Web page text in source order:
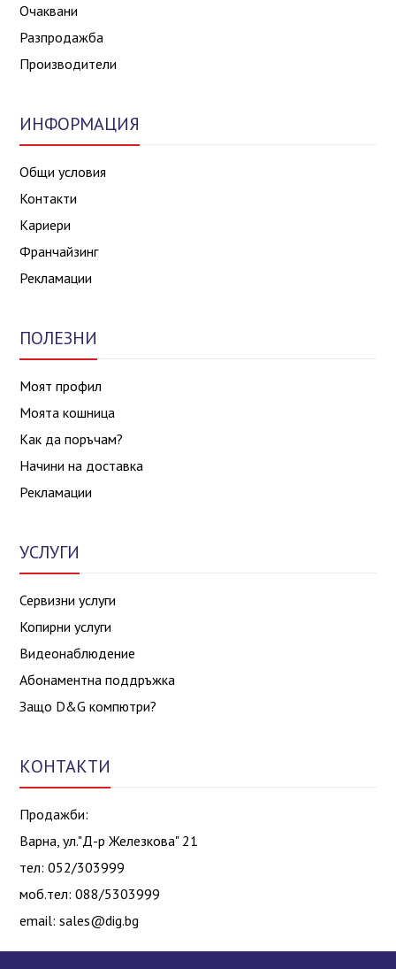
Очаквани
Разпродажба
Производители
ИНФОРМАЦИЯ
Общи условия
Контакти
Кариери
Франчайзинг
Рекламации
ПОЛЕЗНИ
Моят профил
Моята кошница
Как да поръчам?
Начини на доставка
Рекламации
УСЛУГИ
Сервизни услуги
Копирни услуги
Видеонаблюдение
Абонаментна поддръжка
Защо D&G компютри?
КОНТАКТИ
Продажби:
Варна, ул."Д-р Железкова" 21
тел: 052/303999
моб.тел: 088/5303999
email:sales@dig.bg